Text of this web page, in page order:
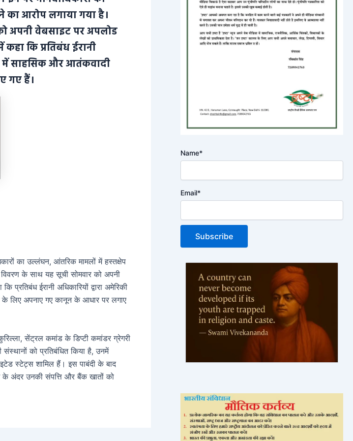
आरोप लगाया गया है।
अपनी वेबसाइट पर अपलोड
कि प्रतिबंध ईरानी
में साहसिक और आतंकवादी
गए हैं।
का उल्लंघन, आंतरिक मामलों में हस्तक्षेप
के साथ यह सूची सोमवार को अपनी
ईरानी अधिकारियों द्वारा अमेरिकी
लिए अपनाए गए कानून के आधार पर लगाए
सेंट्रल कमांड के डिप्टी कमांडर ग्रेगरी
को प्रतिबंधित किया है, उनमें
स्टेट्स शामिल हैं। इस पाबंदी के बाद
के अंदर उनकी संपत्ति और बैंक खातों को
Name*
Email*